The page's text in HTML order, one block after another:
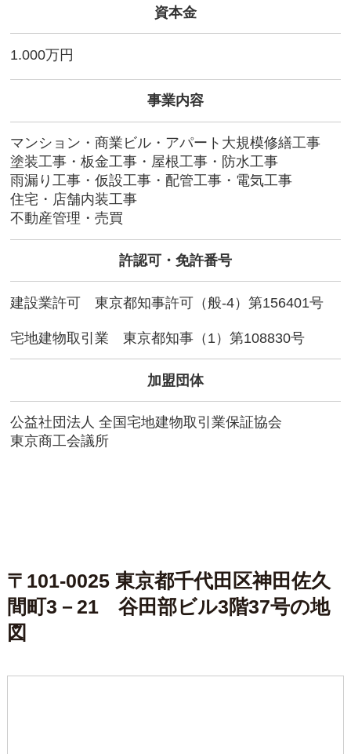
資本金
1.000万円
事業内容
マンション・商業ビル・アパート大規模修繕工事
塗装工事・板金工事・屋根工事・防水工事
雨漏り工事・仮設工事・配管工事・電気工事
住宅・店舗内装工事
不動産管理・売買
許認可・免許番号
建設業許可 東京都知事許可（般-4）第156401号
宅地建物取引業 東京都知事（1）第108830号
加盟団体
公益社団法人 全国宅地建物取引業保証協会
東京商工会議所
〒101-0025 東京都千代田区神田佐久
間町3－21 谷田部ビル3階37号の地
図